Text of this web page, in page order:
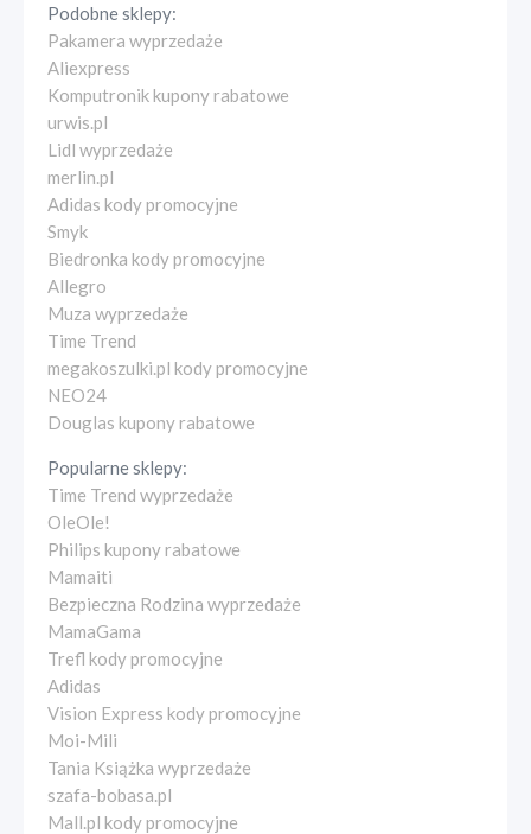
Podobne sklepy:
Pakamera wyprzedaże
Aliexpress
Komputronik kupony rabatowe
urwis.pl
Lidl wyprzedaże
merlin.pl
Adidas kody promocyjne
Smyk
Biedronka kody promocyjne
Allegro
Muza wyprzedaże
Time Trend
megakoszulki.pl kody promocyjne
NEO24
Douglas kupony rabatowe
Popularne sklepy:
Time Trend wyprzedaże
OleOle!
Philips kupony rabatowe
Mamaiti
Bezpieczna Rodzina wyprzedaże
MamaGama
Trefl kody promocyjne
Adidas
Vision Express kody promocyjne
Moi-Mili
Tania Książka wyprzedaże
szafa-bobasa.pl
Mall.pl kody promocyjne